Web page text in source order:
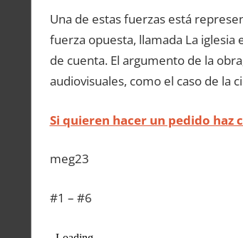
Una de estas fuerzas está
fuerza opuesta, llamada La iglesia
de cuenta. El argumento de la
audiovisuales, como el caso de la
Si quieren hacer un pedido haz
meg23
#1 – #6